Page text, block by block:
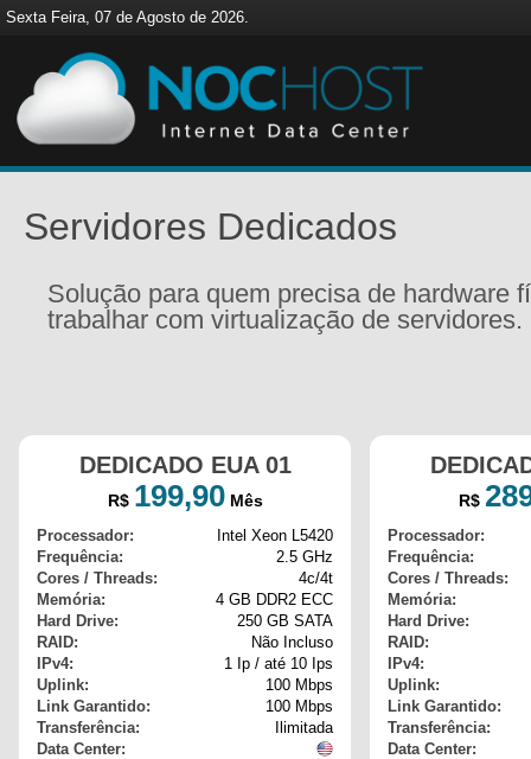
Sexta Feira, 07 de Agosto de 2026.
Servidores Dedicados
Solução para quem precisa de hardware
trabalhar com virtualização de servidores.
DEDICADO EUA 01
R$ 199,90Mês
Processador:
Intel Xeon L5420
Frequência:
2.5 GHz
Cores / Threads:
4c/4t
Memória:
4 GB DDR2 ECC
Hard Drive:
250 GB SATA
RAID:
Não Incluso
IPv4:
1 Ip / até 10 Ips
Uplink:
100 Mbps
Link Garantido:
100 Mbps
Transferência:
Ilimitada
Data Center:
R$
Processador:
Frequência:
Cores / Threads:
Memória:
Hard Drive:
RAID:
IPv4:
Uplink:
Link Garantido:
Transferência:
Data Center: